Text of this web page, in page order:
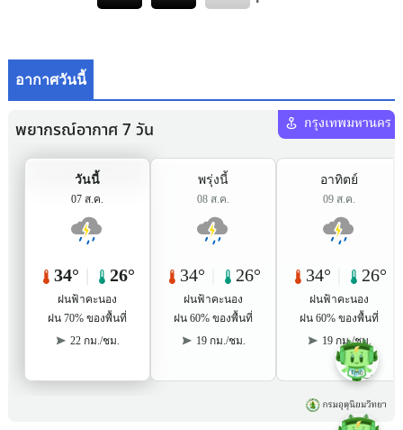
อากาศวันนี้